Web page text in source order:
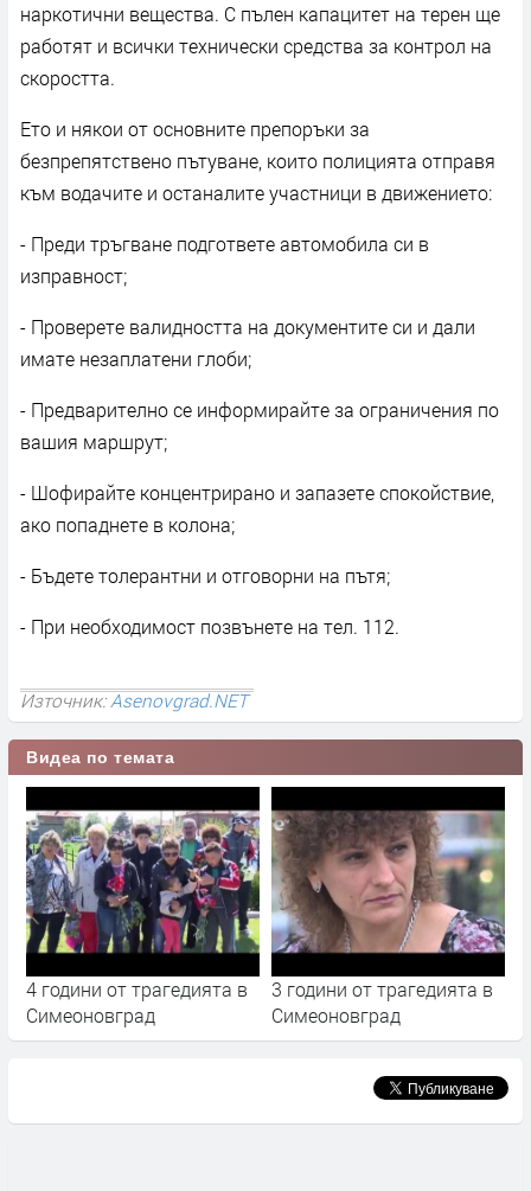
наркотични вещества. С пълен капацитет на терен ще
работят и всички технически средства за контрол на
скоростта.
Ето и някои от основните препоръки за
безпрепятствено пътуване, които полицията отправя
към водачите и останалите участници в движението:
- Преди тръгване подгответе автомобила си в
изправност;
- Проверете валидността на документите си и дали
имате незаплатени глоби;
- Предварително се информирайте за ограничения по
вашия маршрут;
- Шофирайте концентрирано и запазете спокойствие,
ако попаднете в колона;
- Бъдете толерантни и отговорни на пътя;
- При необходимост позвънете на тел. 112.
Източник:Asenovgrad.NET
Видеа по темата
4 години от трагедията в
Симеоновград
3 години от трагедията в
Симеоновград